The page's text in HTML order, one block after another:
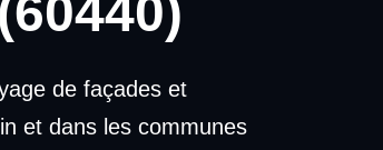
de façades et
et dans les communes